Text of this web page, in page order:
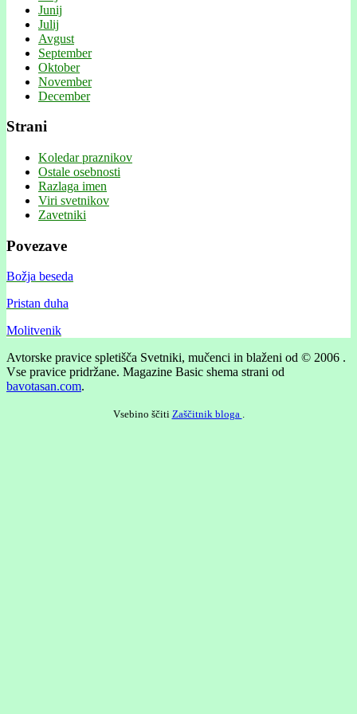
Junij
Julij
Avgust
September
Oktober
November
December
Strani
Koledar praznikov
Ostale osebnosti
Razlaga imen
Viri svetnikov
Zavetniki
Povezave
Božja beseda
Pristan duha
Molitvenik
Avtorske pravice spletišča Svetniki, mučenci in blaženi od © 2006 .
Vse pravice pridržane. Magazine Basic shema strani od
bavotasan.com.
Vsebino ščiti Zaščitnik bloga .